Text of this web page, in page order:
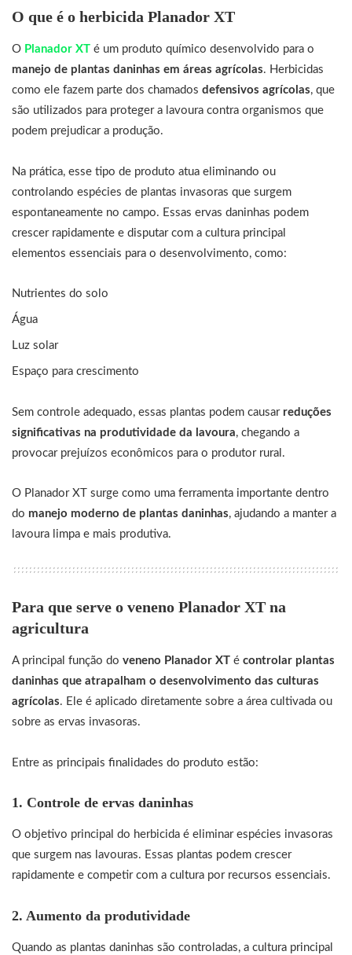
O que é o herbicida Planador XT
O Planador XT é um produto químico desenvolvido para o
manejo de plantas daninhas em áreas agrícolas. Herbicidas
como ele fazem parte dos chamados defensivos agrícolas, que
são utilizados para proteger a lavoura contra organismos que
podem prejudicar a produção.
Na prática, esse tipo de produto atua eliminando ou
controlando espécies de plantas invasoras que surgem
espontaneamente no campo. Essas ervas daninhas podem
crescer rapidamente e disputar com a cultura principal
elementos essenciais para o desenvolvimento, como:
Nutrientes do solo
Água
Luz solar
Espaço para crescimento
Sem controle adequado, essas plantas podem causar reduções
significativas na produtividade da lavoura, chegando a
provocar prejuízos econômicos para o produtor rural.
O Planador XT surge como uma ferramenta importante dentro
do manejo moderno de plantas daninhas, ajudando a manter a
lavoura limpa e mais produtiva.
Para que serve o veneno Planador XT na
agricultura
A principal função do veneno Planador XT é controlar plantas
daninhas que atrapalham o desenvolvimento das culturas
agrícolas. Ele é aplicado diretamente sobre a área cultivada ou
sobre as ervas invasoras.
Entre as principais finalidades do produto estão:
1. Controle de ervas daninhas
O objetivo principal do herbicida é eliminar espécies invasoras
que surgem nas lavouras. Essas plantas podem crescer
rapidamente e competir com a cultura por recursos essenciais.
2. Aumento da produtividade
Quando as plantas daninhas são controladas, a cultura principal